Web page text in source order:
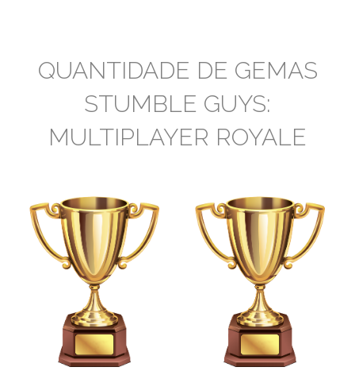
QUANTIDADE DE GEMAS
STUMBLE GUYS:
MULTIPLAYER ROYALE